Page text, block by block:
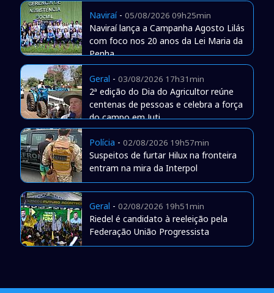
Naviraí- 05/08/2026 09h25min
Naviraí lança a Campanha Agosto Lilás
com foco nos 20 anos da Lei Maria da
Penha
Geral - 03/08/2026 17h31min
2ª edição do Dia do Agricultor reúne
centenas de pessoas e celebra a força
do campo em Juti
Polícia - 02/08/2026 19h57min
Suspeitos de furtar Hilux na fronteira
entram na mira da Interpol
Geral - 02/08/2026 19h51min
Riedel é candidato à reeleição pela
Federação União Progressista